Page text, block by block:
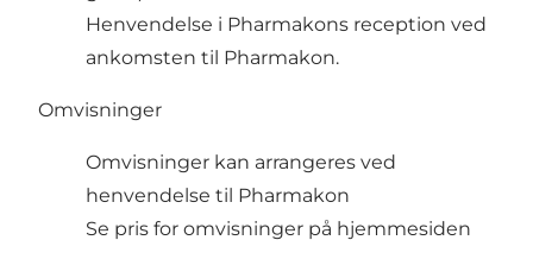
Henvendelse i Pharmakons reception ved
ankomsten til Pharmakon.
Omvisninger
Omvisninger kan arrangeres ved
henvendelse til Pharmakon
Se pris for omvisninger på hjemmesiden